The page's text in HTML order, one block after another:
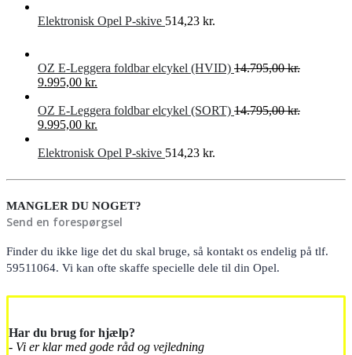
pris
pris
Elektronisk Opel P-skive 514,23 kr.
OZ E-Leggera foldbar elcykel (HVID) 14.795,00kr.
Den
pris
var:
9.995,00 kr.
pris
OZ E-Leggera foldbar elcykel (SORT) 14.795,00kr.
Den
pris
14.795,00 kr..
9.995,00 kr.
pris
9.995,00 kr..
Elektronisk Opel P-skive 514,23 kr.
MANGLER DU NOGET?
Send en forespørgsel
Finder du ikke lige det du skal bruge, så kontakt os endelig på tlf.
59511064. Vi kan ofte skaffe specielle dele til din Opel.
Har du brug for hjælp?
- Vi er klar med gode råd og vejledning